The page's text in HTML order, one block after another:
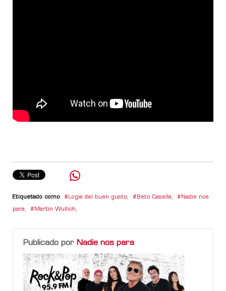
Etiquetado como Logia del buen gusto, Beto Casella, Nadie nos
para, Martin Wullich,
Publicado por Nadie nos para